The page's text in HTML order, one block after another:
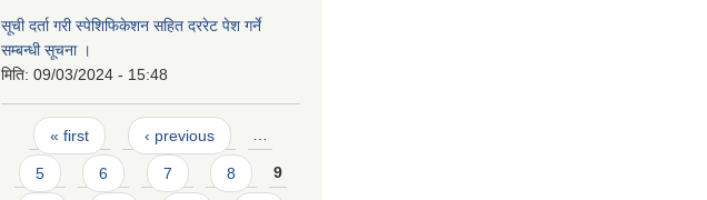
सूची दर्ता गरी स्पेशिफिकेशन सहित दररेट पेश गर्ने
सम्बन्धी सूचना ।
मिति: 09/03/2024 - 15:48
Pages
« first ‹ previous …
5 6 7 8 9